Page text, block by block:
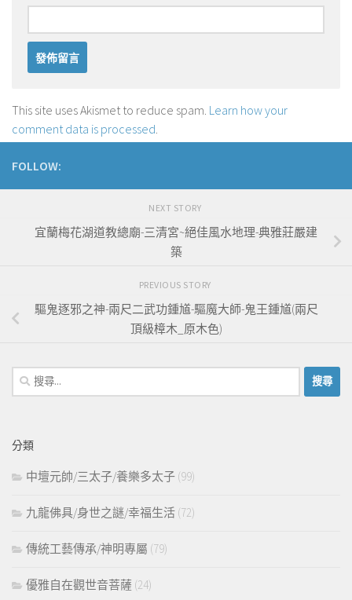
This site uses Akismet to reduce spam. Learn how your
comment data is processed.
FOLLOW:
NEXT STORY
宜蘭梅花湖道教總廟-三清宮~絕佳風水地理-典雅莊嚴建
築
PREVIOUS STORY
驅鬼逐邪之神-兩尺二武功鍾馗-驅魔大師-鬼王鍾馗(兩尺
頂級樟木_原木色)
搜
尋
字:
分類
中壇元帥/三太子/養樂多太子 (99)
九龍佛具/身世之謎/幸福生活 (72)
傳統工藝傳承/神明專屬 (79)
優雅自在觀世音菩薩 (24)